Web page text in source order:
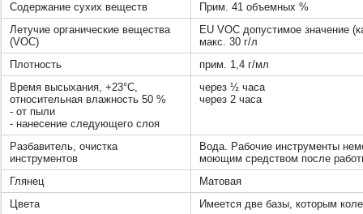
Содержание сухих веществ
Прим. 41 объемных %
Летучие органические вещества
(VOC)
EU VOC допустимое значение
макс. 30 г/л
Плотность
прим. 1,4 г/мл
Время высыхания, +23°C,
относительная влажность 50 %
- от пыли
- нанесение следующего слоя
через ½ часа
через 2 часа
Разбавитель, очистка
инструментов
Вода. Рабочие инструменты
моющим средством после
Глянец
Матовая
Цвета
Имеется две базы, которым